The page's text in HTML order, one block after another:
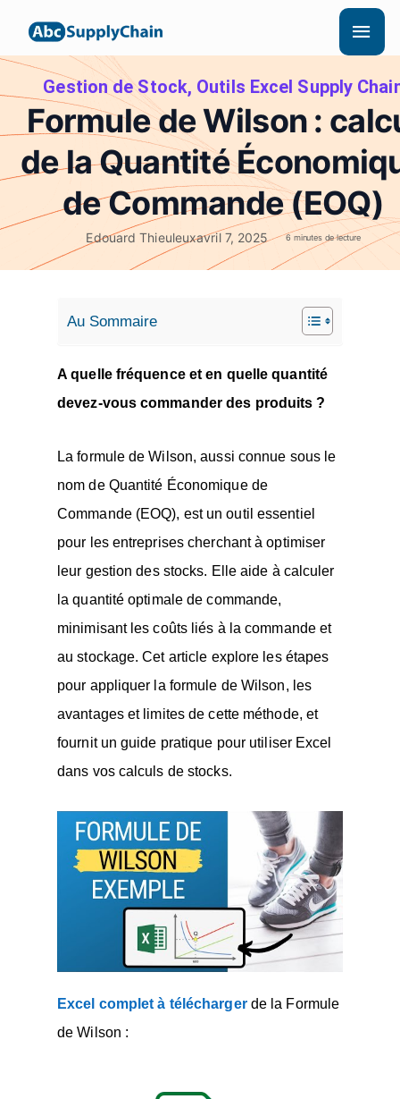
contenu
Gestion de Stock, Outils Excel Supply
Formule de Wilson :
de la Quantité
de Commande (EOQ)
Edouard Thieuleuxavril 7, 2025 6 minutes de lecture
Au Sommaire
A quelle fréquence et en quelle quantité
devez-vous commander des produits ?
La formule de Wilson, aussi connue sous le
nom de Quantité Économique de
Commande (EOQ), est un outil essentiel
pour les entreprises cherchant à optimiser
leur gestion des stocks. Elle aide à calculer
la quantité optimale de commande,
minimisant les coûts liés à la commande et
au stockage. Cet article explore les étapes
pour appliquer la formule de Wilson, les
avantages et limites de cette méthode, et
fournit un guide pratique pour utiliser Excel
dans vos calculs de stocks.
Excel complet à télécharger de la Formule
de Wilson :